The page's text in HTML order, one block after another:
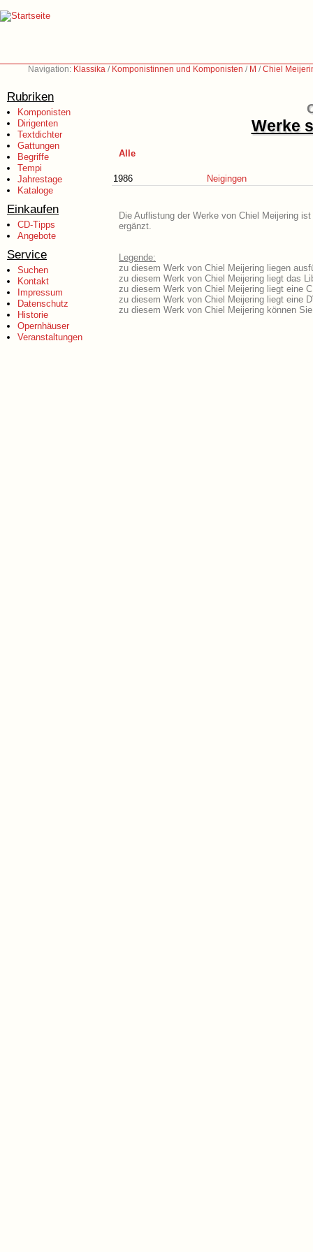
Navigation: Klassika / Komponistinnen und Komponisten / M /Chiel
Rubriken
Komponisten
Dirigenten
Textdichter
Gattungen
Begriffe
Tempi
Jahrestage
Kataloge
Einkaufen
CD-Tipps
Angebote
Service
Suchen
Kontakt
Impressum
Datenschutz
Historie
Opernhäuser
Veranstaltungen
Werke
Alle
1986 Neigingen
Die Auflistung der Werke von Chiel Meijering
ergänzt.
Legende:
zu diesem Werk von Chiel Meijering liegen
zu diesem Werk von Chiel Meijering liegt das
zu diesem Werk von Chiel Meijering liegt eine
zu diesem Werk von Chiel Meijering liegt eine
zu diesem Werk von Chiel Meijering können